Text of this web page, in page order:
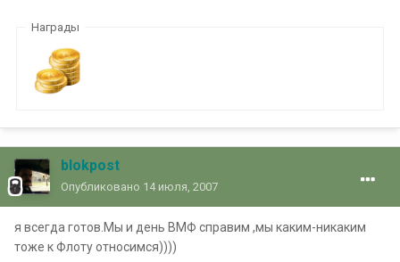
Награды
blokpost
Опубликовано 14 июля, 2007
я всегда готов.Мы и день ВМФ справим ,мы каким-никаким
тоже к Флоту относимся))))